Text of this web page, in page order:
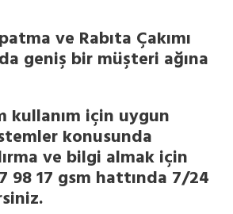
ve Rabıta Çakımı
geniş bir müşteri ağına
kullanım için uygun
konusunda
ve bilgi almak için
98 17 gsm hattında 7/24